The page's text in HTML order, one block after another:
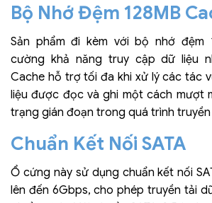
Bộ Nhớ Đệm 128MB
Sản phẩm đi kèm với bộ nhớ đệm
cường khả năng truy cập dữ liệu
Cache hỗ trợ tối đa khi xử lý các tác
liệu được đọc và ghi một cách mượt
trạng gián đoạn trong quá trình truyền
Chuẩn Kết Nối SATA
Ổ cứng này sử dụng chuẩn kết nối
lên đến 6Gbps, cho phép truyền tải